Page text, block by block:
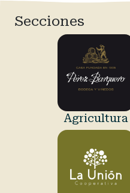
Secciones
Agricultura